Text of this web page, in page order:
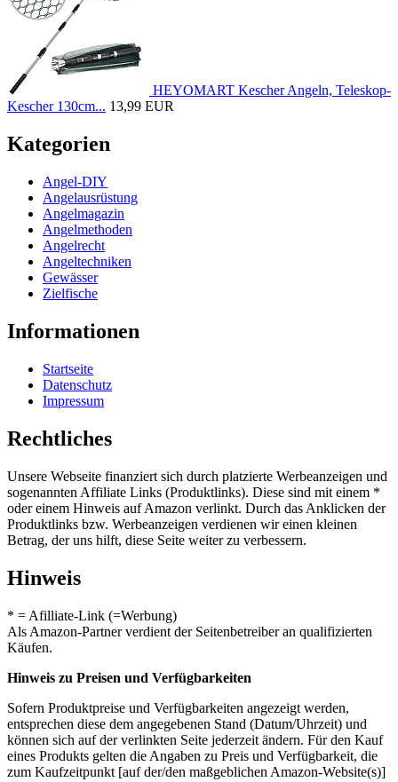
HEYOMART Kescher Angeln, Teleskop-
Kescher 130cm... 13,99 EUR
Kategorien
Angel-DIY
Angelausrüstung
Angelmagazin
Angelmethoden
Angelrecht
Angeltechniken
Gewässer
Zielfische
Informationen
Startseite
Datenschutz
Impressum
Rechtliches
Unsere Webseite finanziert sich durch platzierte Werbeanzeigen und
sogenannten Affiliate Links (Produktlinks). Diese sind mit einem *
oder einem Hinweis auf Amazon verlinkt. Durch das Anklicken der
Produktlinks bzw. Werbeanzeigen verdienen wir einen kleinen
Betrag, der uns hilft, diese Seite weiter zu verbessern.
Hinweis
* = Afilliate-Link (=Werbung)
Als Amazon-Partner verdient der Seitenbetreiber an qualifizierten
Käufen.
Hinweis zu Preisen und Verfügbarkeiten
Sofern Produktpreise und Verfügbarkeiten angezeigt werden,
entsprechen diese dem angegebenen Stand (Datum/Uhrzeit) und
können sich auf der verlinkten Seite jederzeit ändern. Für den Kauf
eines Produkts gelten die Angaben zu Preis und Verfügbarkeit, die
zum Kaufzeitpunkt [auf der/den maßgeblichen Amazon-Website(s)]